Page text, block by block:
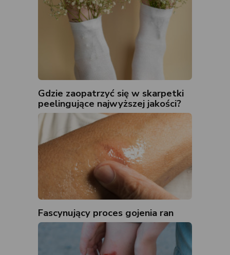
Gdzie zaopatrzyć się w skarpetki
peelingujące najwyższej jakości?
Fascynujący proces gojenia ran